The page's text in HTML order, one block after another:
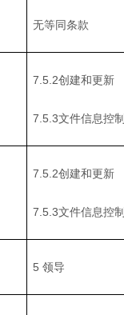
无等同条款
7.5.2创建和更新
7.5.3文件信息控制
7.5.2创建和更新
7.5.3文件信息控制
5 领导